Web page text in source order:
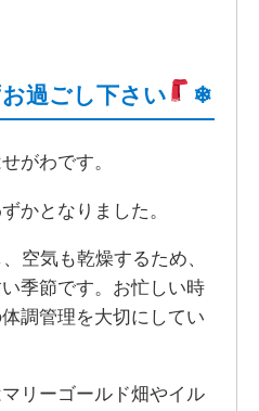
過ごし下さい ❄
がわです。
かとなりました。
空気も乾燥するため、
季節です。お忙しい時
調管理を大切にしてい
リーゴールド畑やイル